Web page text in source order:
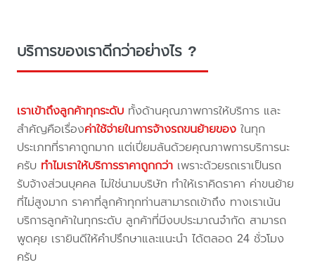
บริการของเราดีกว่าอย่างไร ?
เราเข้าถึงลูกค้าทุกระดับ ทั้งด้านคุณภาพการให้บริการ และ
สำคัญคือเรื่องค่าใช้จ่ายในการจ้างรถขนย้ายของ ในทุก
ประเภทที่ราคาถูกมาก แต่เปี่ยมล้นด้วยคุณภาพการบริการนะ
ครับ ทำไมเราให้บริการราคาถูกกว่า เพราะด้วยรถเราเป็นรถ
รับจ้างส่วนบุคคล ไม่ใช่นามบริษัท ทำให้เราคิดราคา ค่าขนย้าย
ที่ไม่สูงมาก ราคาที่ลูกค้าทุกท่านสามารถเข้าถึง ทางเราเน้น
บริการลูกค้าในทุกระดับ ลูกค้าที่มีงบประมาณจำกัด สามารถ
พูดคุย เรายินดีให้คำปรึกษาและแนะนำ ได้ตลอด 24 ชั่วโมง
ครับ